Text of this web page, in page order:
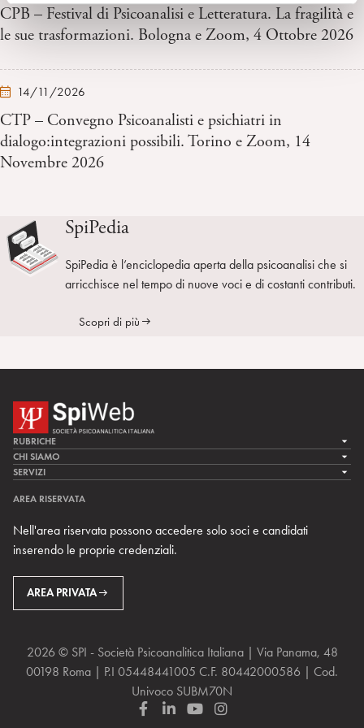
CPB – Festival di Psicoanalisi e Letteratura. La fragilità e
le sue trasformazioni. Bologna e Zoom, 4 Ottobre 2026
14/11/2026
CTP – Convegno Psicoanalisti e psichiatri in
dialogo:integrazioni possibili. Torino e Zoom, 14
Novembre 2026
SpiPedia
SpiPedia è l’enciclopedia aperta della psicoanalisi che si
arricchisce nel tempo di nuove voci e di costanti contributi.
Scopri di più
RUBRICHE
LA CURA
LA RICERCA
MULTIMEDIA
CHI SIAMO
LA SPI
TEAM DI SPIWEB
CONTATTI
RIVISTE
SERVIZI
ARCHIVIO STORICO
AREA RISERVATA
Nell'area riservata possono accedere solo soci e candidati
inserendo le proprie credenziali.
AREA PRIVATA
2026 © SPI - Società Psicoanalitica Italiana | Via Panama, 48
00198 Roma | P.I 05448441005 C.F. 80442000586 | Cod.
Univoco SUBM70N
F L Y I